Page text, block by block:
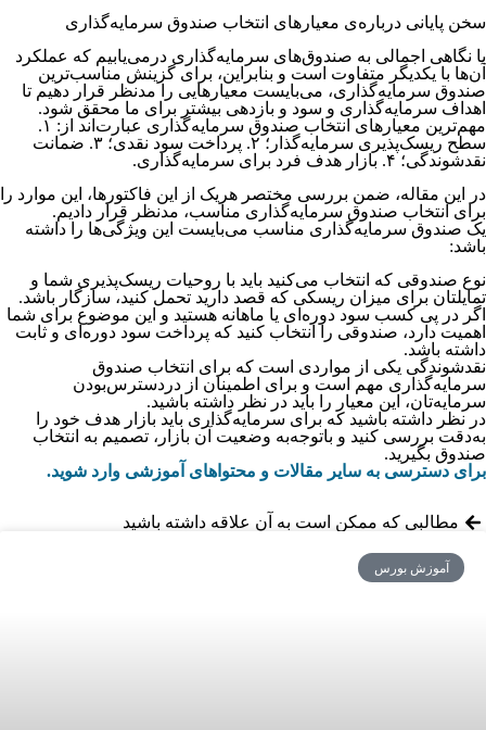
سخن پایانی درباره‌ی معیارهای انتخاب صندوق سرمایه‌گذاری
با نگاهی اجمالی به صندوق‌های سرمایه‌گذاری درمی‌یابیم که عملکرد
آن‌ها با یکدیگر متفاوت است و بنابراین، برای گزینش مناسب‌ترین
صندوق سرمایه‌گذاری، می‌بایست معیارهایی را مدنظر قرار دهیم تا
اهداف سرمایه‌گذاری و سود و بازدهی بیشتر برای ما محقق شود.
مهم‌ترین معیارهای انتخاب صندوق سرمایه‌گذاری عبارت‌اند از: ۱.
سطح ریسک‌پذیری سرمایه‌گذار؛ ۲. پرداخت سود نقدی؛ ۳. ضمانت
نقدشوندگی؛ ۴. بازار هدف فرد برای سرمایه‌گذاری.
در این مقاله، ضمن بررسی مختصر هریک از این فاکتورها، این موارد را
برای انتخاب صندوق سرمایه‌گذاری مناسب، مدنظر قرار دادیم.
یک صندوق سرمایه‌گذاری مناسب می‌بایست این ویژگی‌ها را داشته
باشد:
نوع صندوقی که انتخاب می‌کنید باید با روحیات ریسک‌پذیری شما و
تمایلتان برای میزان ریسکی که قصد دارید تحمل کنید، سازگار باشد.
اگر در پی کسب سود دوره‌ای یا ماهانه هستید و این موضوع برای شما
اهمیت دارد، صندوقی را انتخاب کنید که پرداخت سود دوره‌ای و ثابت
داشته باشد.
نقدشوندگی یکی از مواردی است که برای انتخاب صندوق
سرمایه‌گذاری مهم است و برای اطمینان از دردسترس‌بودن
سرمایه‌تان، این معیار را باید در نظر داشته باشید.
در نظر داشته باشید که برای سرمایه‌گذاری باید بازار هدف خود را
به‌دقت بررسی کنید و باتوجه‌به وضعیت آن بازار، تصمیم به انتخاب
صندوق بگیرید.
برای دسترسی به سایر مقالات و محتواهای آموزشی وارد شوید.
مطالبی که ممکن است به آن علاقه داشته باشید
آموزش بورس